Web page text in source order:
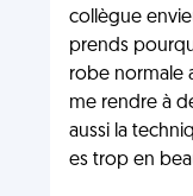
collègue
prends
robe normale
me rendre à
aussi la
es trop en